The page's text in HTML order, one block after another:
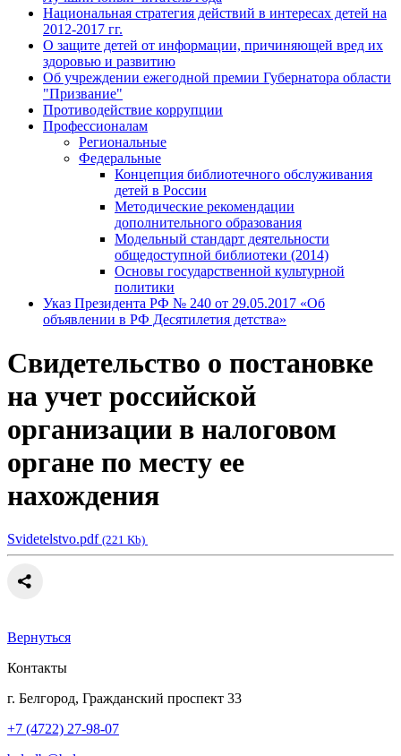
Национальная стратегия действий в интересах детей на
2012-2017 гг.
О защите детей от информации, причиняющей вред их
здоровью и развитию
Об учреждении ежегодной премии Губернатора области
"Призвание"
Противодействие коррупции
Профессионалам
Региональные
Федеральные
Концепция библиотечного обслуживания
детей в России
Методические рекомендации
дополнительного образования
Модельный стандарт деятельности
общедоступной библиотеки (2014)
Основы государственной культурной
политики
Указ Президента РФ № 240 от 29.05.2017 «Об
объявлении в РФ Десятилетия детства»
Свидетельство о постановке
на учет российской
организации в налоговом
органе по месту ее
нахождения
Svidetelstvo.pdf (221 Kb)
Вернуться
Контакты
г. Белгород, Гражданский проспект 33
+7 (4722) 27-98-07